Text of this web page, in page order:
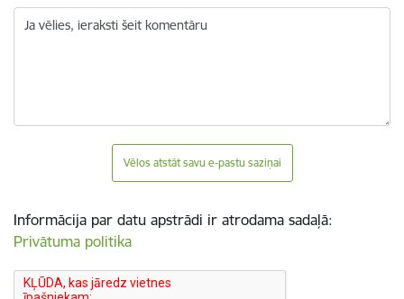
Ja vēlies, ieraksti šeit komentāru
Vēlos atstāt savu e-pastu saziņai
Informācija par datu apstrādi ir atrodama sadaļā:
Privātuma politika